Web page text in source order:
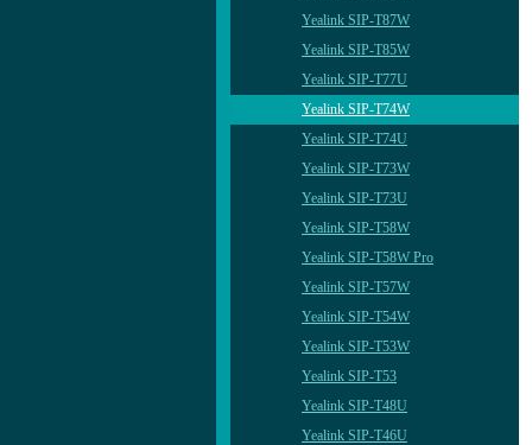
Yealink SIP-T87W
Yealink SIP-T85W
Yealink SIP-T77U
Yealink SIP-T74W
Yealink SIP-T74U
Yealink SIP-T73W
Yealink SIP-T73U
Yealink SIP-T58W
Yealink SIP-T58W Pro
Yealink SIP-T57W
Yealink SIP-T54W
Yealink SIP-T53W
Yealink SIP-T53
Yealink SIP-T48U
Yealink SIP-T46U